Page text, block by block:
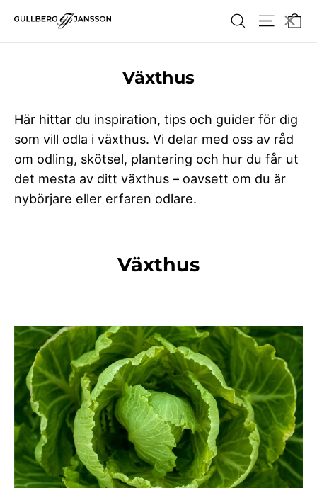
innehållet
Söka
Växthus
Här hittar du inspiration, tips och guider för dig
som vill odla i växthus. Vi delar med oss av råd
om odling, skötsel, plantering och hur du får ut
det mesta av ditt växthus – oavsett om du är
nybörjare eller erfaren odlare.
Växthus
×